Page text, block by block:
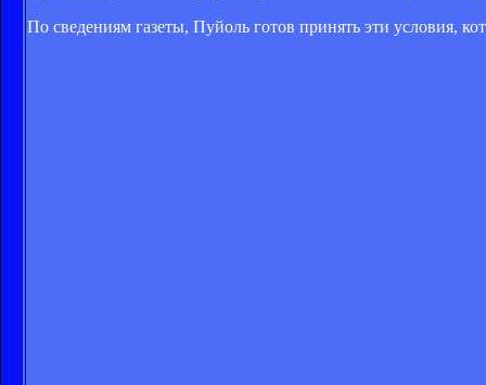
По сведениям газеты, Пуйоль готов принять эти условия,